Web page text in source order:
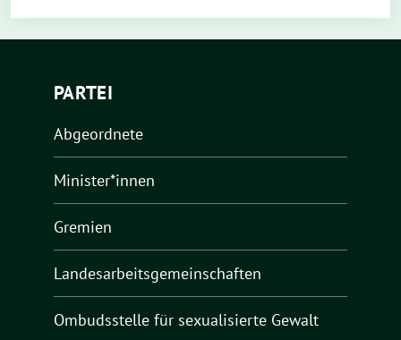
PARTEI
Abgeordnete
Minister*innen
Gremien
Landesarbeitsgemeinschaften
Ombudsstelle für sexualisierte Gewalt